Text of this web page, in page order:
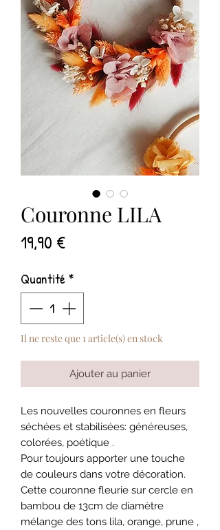
Couronne LILA
19,90 €Prix
Quantité*
Il ne reste que 1 article(s) en stock
Ajouter au panier
Les nouvelles couronnes en fleurs
séchées et stabilisées: généreuses,
colorées, poétique .
Pour toujours apporter une touche
de couleurs dans votre décoration.
Cette couronne fleurie sur cercle en
bambou de 13cm de diamètre
mélange des tons lila, orange, prune ,